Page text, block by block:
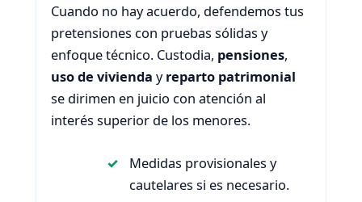
Cuando no hay acuerdo, defendemos tus
pretensiones con pruebas sólidas y
enfoque técnico. Custodia, pensiones,
uso de vivienda yreparto patrimonial
se dirimen en juicio con atención al
interés superior de los menores.
Medidas provisionales y
cautelares si es necesario.